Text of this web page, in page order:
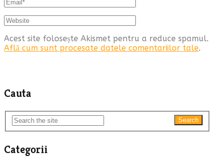
Acest site folosește Akismet pentru a reduce spamul.
Află cum sunt procesate datele comentariilor tale.
Cauta
Search
Categorii